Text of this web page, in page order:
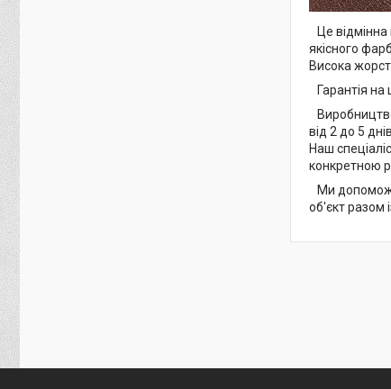
Це
якісного
Висока
Гарантія
від 2 до 5
Наш
конкретною
Ми
об'єкт разом